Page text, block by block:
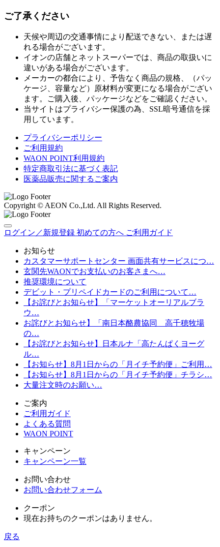
ご了承ください
天候や周辺の交通事情により配送できない、または遅
れる場合がございます。
イオンの店舗とネットスーパーでは、商品の取扱いに
違いがある場合がございます。
メーカーの都合により、予告なく商品の規格、（パッ
ケージ、容量など）原材料が変更になる場合がござい
ます。ご購入後、パッケージなどをご確認ください。
当サイトはプライバシー保護の為、SSL暗号通信を採
用しています。
プライバシーポリシー
ご利用規約
WAON POINT利用規約
特定商取引法に基づく表記
医薬品販売に関するご案内
Copyright © AEON Co.,Ltd. All Rights Reserved.
ログイン／新規登録 初めての方へ ご利用ガイド
お知らせ
カスタマーサポートセンター 画面共有サービスにつ…
玄関先WAONでお支払いのお客さまへ…
推奨環境について
デビット・プリペイドカードのご利用について…
【お詫びとお知らせ】「マーケットオーリアルブラ
ウ…
お詫びとお知らせ】「南日本酪農協同 高千穂牧場
の…
【お詫びとお知らせ】日本ルナ「高たんぱくヨーグ
ル…
【お知らせ】8月1日からの「月イチ予約便」ご利用…
【お知らせ】8月1日からの「月イチ予約便」チラシ…
大量注文時のお願い…
ご案内
ご利用ガイド
よくある質問
WAON POINT
キャンペーン
キャンペーン一覧
お問い合わせ
お問い合わせフォーム
クーポン
現在お持ちのクーポンはありません。
戻る